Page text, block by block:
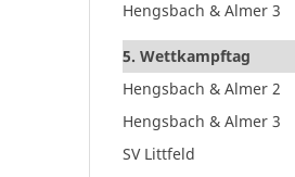
Hengsbach & Almer 3
5. Wettkampftag
Hengsbach & Almer 2
Hengsbach & Almer 3
SV Littfeld